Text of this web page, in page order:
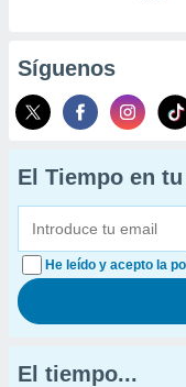
Síguenos
El Tiempo en tu
He leído y acepto la
El tiempo...